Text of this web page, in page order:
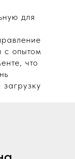
для
с опытом
что